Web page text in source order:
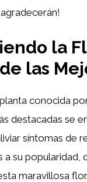
la
las
conocida
destacadas se
síntomas de
a su
maravillosa flor.